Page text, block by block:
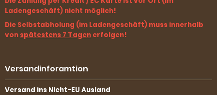
Ladengeschäft) nicht möglich!
Die Selbstabholung (im Ladengeschäft) muss innerhalb
von spätestens 7 Tagen erfolgen!
Versandinforamtion
Versand ins Nicht-EU Ausland